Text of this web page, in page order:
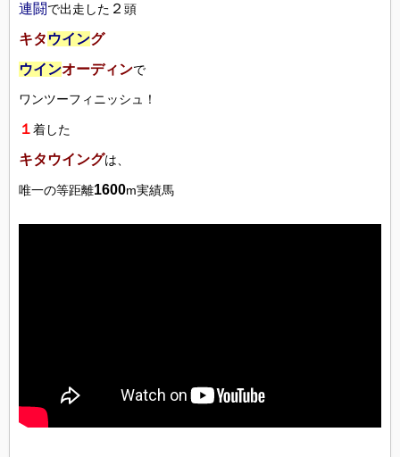
連闘で出走した ２ 頭
キタ ウイング
ウインオーディンで
ワンツーフィニッシュ！
１着した
キタウイングは、
唯一の等距離1600m実績馬